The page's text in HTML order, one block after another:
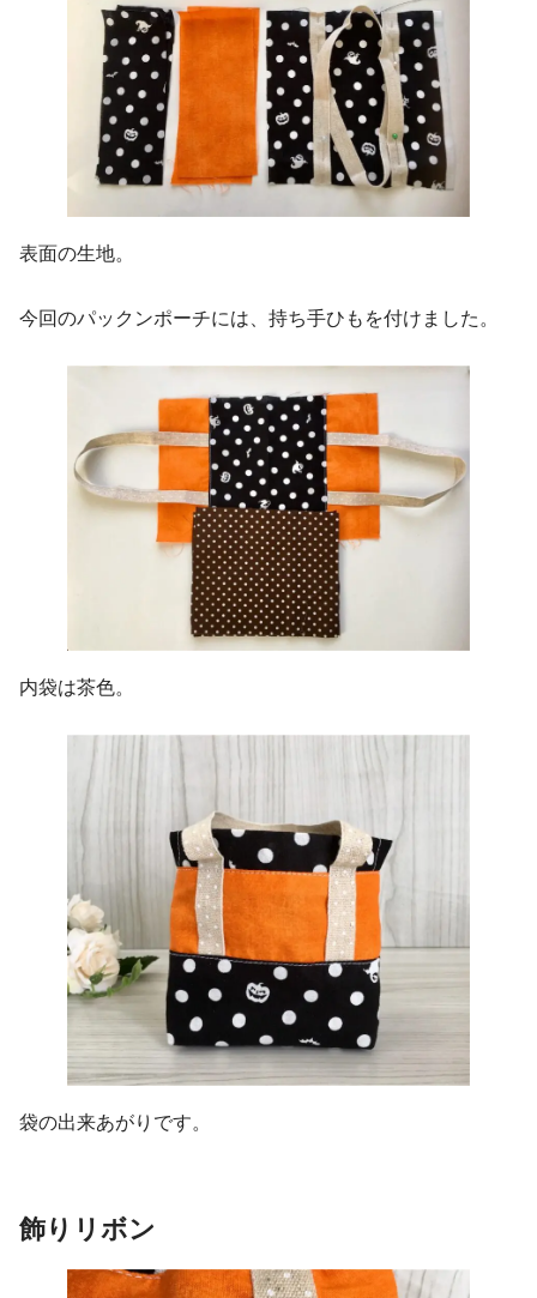
表面の生地。
今回のパックンポーチには、持ち手ひもを付けました。
内袋は茶色。
袋の出来あがりです。
飾りリボン